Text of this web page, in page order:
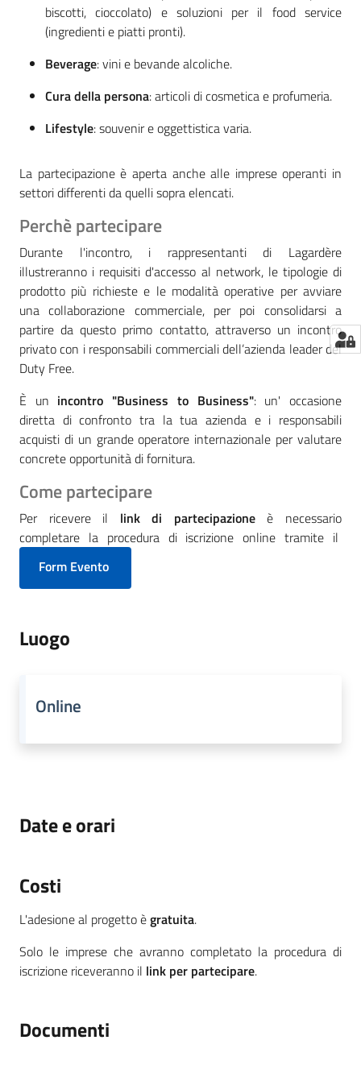
biscotti, cioccolato) e soluzioni per il food service
(ingredienti e piatti pronti).
Beverage: vini e bevande alcoliche.
Cura della persona: articoli di cosmetica e profumeria.
Lifestyle: souvenir e oggettistica varia.
La partecipazione è aperta anche alle imprese operanti in
settori differenti da quelli sopra elencati.
Perchè partecipare
Durante l'incontro, i rappresentanti di Lagardère
illustreranno i requisiti d'accesso al network, le tipologie di
prodotto più richieste e le modalità operative per avviare
una collaborazione commerciale, per poi consolidarsi a
partire da questo primo contatto, attraverso un incontro
privato con i responsabili commerciali dell’azienda leader del
Duty Free.
È un incontro "Business to Business": un' occasione
diretta di confronto tra la tua azienda e i responsabili
acquisti di un grande operatore internazionale per valutare
concrete opportunità di fornitura.
Come partecipare
Per ricevere il link di partecipazioneè necessario
completare la procedura di iscrizione online tramite il
Form Evento
Luogo
Online
Date e orari
Costi
L'adesione al progetto ègratuita.
Solo le imprese che avranno completato la procedura di
iscrizione riceveranno il link per partecipare.
Documenti